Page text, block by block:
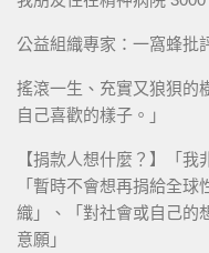
公益組織專家：一窩蜂批
搖滾一生、充實又狼狽的
自己喜歡的樣子。」
【捐款人想什麼？】「
「暫時不會想再捐給全
織」、「對社會或自己的
意願」